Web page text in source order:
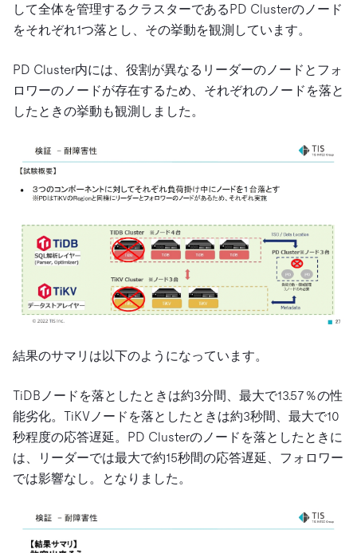
して全体を管理するクラスターであるPD Clusterのノード
をそれぞれ1つ落とし、その挙動を観測しています。
PD Cluster内には、役割が異なるリーダーのノードとフォ
ロワーのノードが存在するため、それぞれのノードを落と
したときの挙動も観測しました。
結果のサマリは以下のようになっています。
TiDBノードを落としたときは約3分間、最大で13.57％の性
能劣化。TiKVノードを落としたときは約3秒間、最大で10
秒程度の応答遅延。PD Clusterのノードを落としたときに
は、リーダーでは最大で約15秒間の応答遅延、フォロワー
では影響なし。となりました。